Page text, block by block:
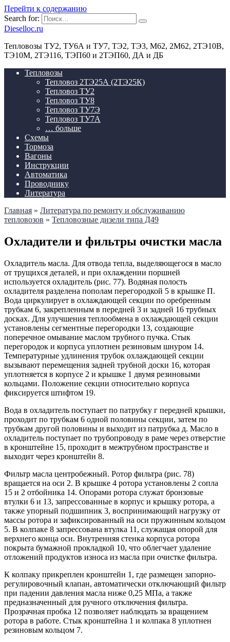
Перейти к содержанию
Search for:
Dieselloc.ru
Тепловозы ТУ2, ТУ6А и ТУ7, ТЭ2, ТЭ3, М62, 2М62, 2ТЭ10В,
ТЭ10М, 2ТЭ116, ТЭП60 и 2ТЭП60, ДА и ДБ
Тепловозы
Тепловоз 2ТЭ25А (2ТЭ25К)
Тепловоз ТУ2
Тепловоз ТУ8
Тепловоз ТУ7Э
Тепловоз ТУ7А
… больше
Схемы
Тормоза
Вагоны
Инструкции
Автоматика
Проводнику
Литература
Главная » Литература по ремонту и обслуживанию
тепловозов » Тепловозные дизели типа Д49
Охладители и фильтры очистки масла
Охладитель масла. Для отвода тепла, выделяющегося в масло
от трущихся деталей, и при охлаждении поршней
используется охладитель (рис. 77). Водяная полость
охладителя разделена пополам перегородкой 5 в крышке П.
Вода циркулирует в охлаждающей секции по оребренным
трубкам 6, закрепленным в передней 3 и задней 16 трубных
досках. Для улучшения теплообмена в охлаждающей секции
установлены сегментные перегородки 13, создающие
поперечное омывание маслом трубного пучка. Стык
перегородок и корпуса уплотнен резиновым шнуром 14.
Температурные удлинения трубок охлаждающей секции
вызывают перемещения задней трубной доски 16, которая
уплотняется в корпусе 2 и крышке 1 двумя резиновыми
кольцами. Положение секции относительно корпуса
фиксируется штифтом 19.
Вода в охладитель поступает по патрубку г передней крышки,
проходит по трубкам 6 одной половины секции, затем по
трубкам другой половины и выходит из патрубка д. Масло в
охладитель поступает по трубопроводу в раме через отверстие
в кронштейне 15, проходит в межтрубном пространстве и
выходит через кронштейн 8.
Фильтр масла центробежный. Ротор фильтра (рис. 78)
вращается на оси 2. В крышке 4 ротора установлены 2 сопла
15 и 2 отбойника 14. Опорами ротора служат бронзовые
втулки 6 и 13, запрессованные в корпус и крышку ротора, а
также упорный подшипник 3, воспринимающий нагрузку от
массы ротора и зафиксированный на оси пружинным кольцом
5. В колпаке 8 запрессована втулка 11, служащая опорой для
верхнего конца оси. Внутренняя стенка корпуса ротора
покрыта бумажной прокладкой 10, что облегчает удаление
отложений продуктов износа из масла при очистке фильтра.
К колпаку прикреплен кронштейн 1, где размещен запорно-
регулировочный клапан, автоматически отключающий фильтр
при падении давления масла ниже 0,25 МПа, а также
предназначенный для ручного отключения фильтра.
Прозрачная пробка 12 позволяет наблюдать за вращением
ротора в работе. Стык кронштейна 1 и колпака 8 уплотнен
резиновым кольцом 7.